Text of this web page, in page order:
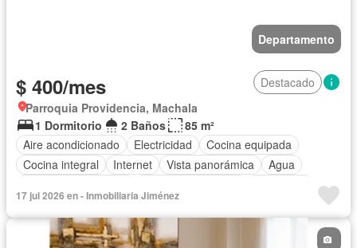
Departamento
$ 400/mes
Destacado
Parroquia Providencia, Machala
1 Dormitorio
2 Baños
85 m²
Aire acondicionado
Electricidad
Cocina equipada
Cocina integral
Internet Vista panorámica
Agua
Conserje
Completamente amoblado
17 jul 2026 en - Inmobiliaria Jiménez